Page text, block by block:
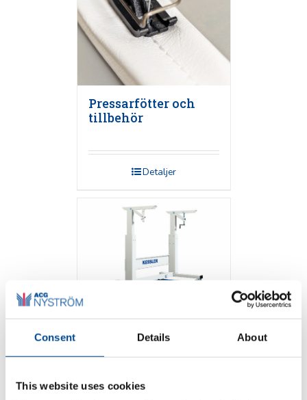
Consent Details About
This website uses cookies
Pressarfötter och
tillbehör
Detaljer
Symaskinsstativ,